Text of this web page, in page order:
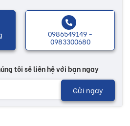
xem có thể khác 2/10 so với thực tế
ánh sáng
Buildshop bán là sản phẩm chính
0986549149 -
0983300680
tôi sẽ liên hệ với bạn ngay
Gửi ngay